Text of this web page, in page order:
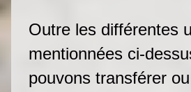
Outre les différentes
mentionnées ci-
pouvons transférer